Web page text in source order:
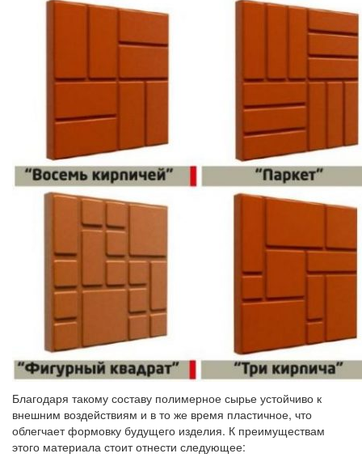
Благодаря такому составу полимерное сырье устойчиво к
внешним воздействиям и в то же время пластичное, что
облегчает формовку будущего изделия. К преимуществам
этого материала стоит отнести следующее: